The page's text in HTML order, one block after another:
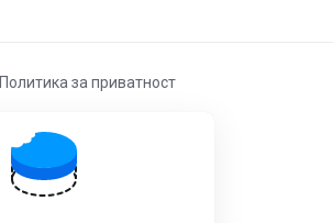
Политика за приватност